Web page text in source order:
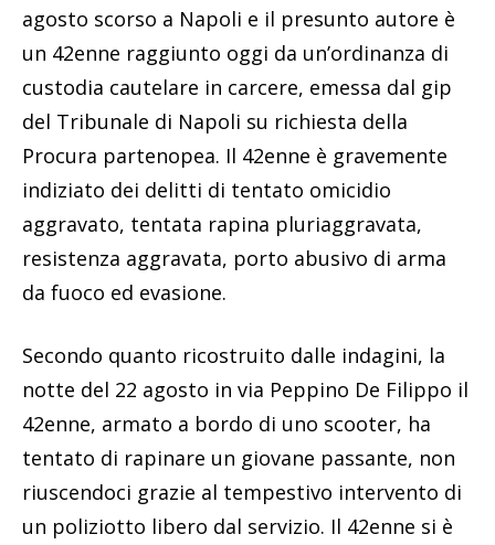
agosto scorso a Napoli e il presunto autore è
un 42enne raggiunto oggi da un’ordinanza di
custodia cautelare in carcere, emessa dal gip
del Tribunale di Napoli su richiesta della
Procura partenopea. Il 42enne è gravemente
indiziato dei delitti di tentato omicidio
aggravato, tentata rapina pluriaggravata,
resistenza aggravata, porto abusivo di arma
da fuoco ed evasione.
Secondo quanto ricostruito dalle indagini, la
notte del 22 agosto in via Peppino De Filippo il
42enne, armato a bordo di uno scooter, ha
tentato di rapinare un giovane passante, non
riuscendoci grazie al tempestivo intervento di
un poliziotto libero dal servizio. Il 42enne si è